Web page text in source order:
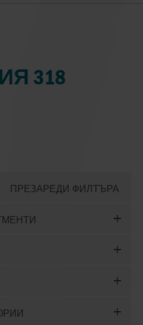
318
ПРЕЗАРЕДИ ФИЛТЪРА